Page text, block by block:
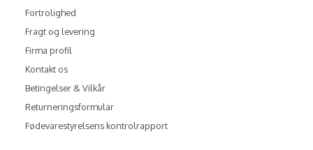
Fortrolighed
Fragt og levering
Firma profil
Kontakt os
Betingelser & Vilkår
Returneringsformular
Fødevarestyrelsens kontrolrapport